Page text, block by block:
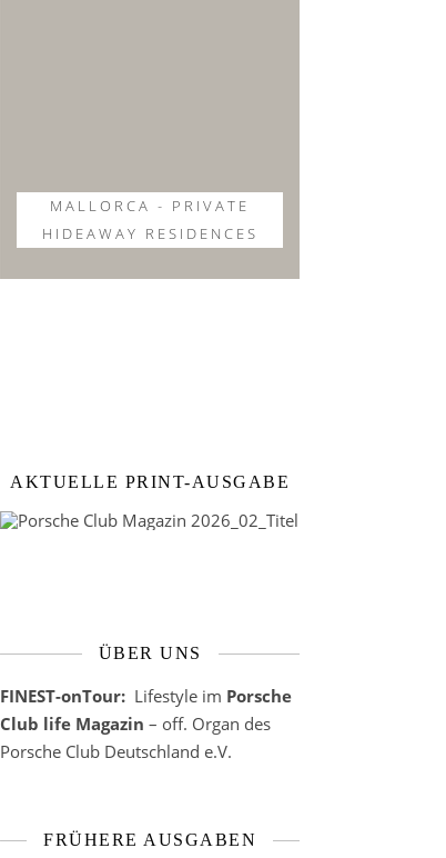
MALLORCA - PRIVATE
HIDEAWAY RESIDENCES
AKTUELLE PRINT-AUSGABE
ÜBER UNS
FINEST-onTour: Lifestyle im Porsche
Club life Magazin – off. Organ des
Porsche Club Deutschland e.V.
FRÜHERE AUSGABEN